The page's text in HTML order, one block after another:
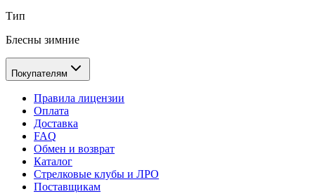
Тип
Блесны зимние
Покупателям
Правила лицензии
Оплата
Доставка
FAQ
Обмен и возврат
Каталог
Стрелковые клубы и ЛРО
Поставщикам